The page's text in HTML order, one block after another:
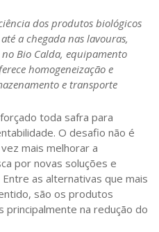
dos produtos biológicos
a chegada nas lavouras,
Bio Calda, equipamento
homogeneização e
e transporte
toda safra para
O desafio não é
mais melhorar a
por novas soluções e
as alternativas que mais
são os produtos
na redução do